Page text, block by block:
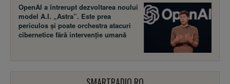
OpenAI a întrerupt dezvoltarea noului
model A.I. „Astra”. Este prea
periculos și poate orchestra atacuri
cibernetice fără intervenție umană